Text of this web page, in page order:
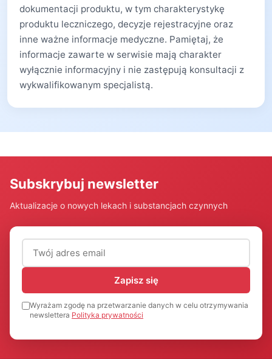
dokumentacji produktu, w tym charakterystykę
produktu leczniczego, decyzje rejestracyjne oraz
inne ważne informacje medyczne. Pamiętaj, że
informacje zawarte w serwisie mają charakter
wyłącznie informacyjny i nie zastępują konsultacji z
wykwalifikowanym specjalistą.
Subskrybuj newsletter
Aktualizacje o nowych lekach i substancjach czynnych
Adres email (wymagany)
Zapisz się
Wyrażam zgodę na przetwarzanie danych w celu otrzymywania
newslettera Polityka prywatności